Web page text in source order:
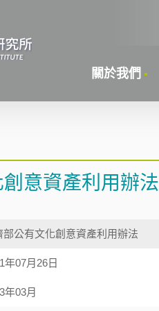
關於我們
意資產利用辦法
部公有文化創意資產利用辦法
年07月26日
年03月